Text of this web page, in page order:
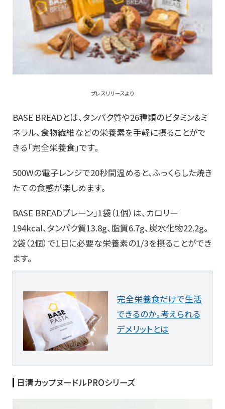
プレスリリースより
BASE BREADとは、タンパク質や26種類のビタミン&ミ
ネラル、食物繊維などの栄養素を手軽に摂ることがで
きる「完全栄養食」です。
500Wの電子レンジで20秒間温めると、ふっくらした焼き
たての食感が楽しめます。
BASE BREADプレーン」1袋（1個）は、カロリー
194kcal、タンパク質13.8g、脂質6.7g、炭水化物22.2g。
2袋（2個）で1日に必要な栄養素の1/3を摂ることができ
ます。
完全栄養食だけで生活
できるのか。考えられる
デメリットとは
日清カップヌードルPROシリーズ